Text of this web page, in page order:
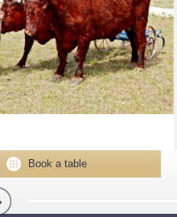
Book a table